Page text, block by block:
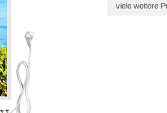
viele weitere